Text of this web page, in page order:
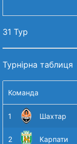
31 Тур
Турнірна таблиця
Команда
1 Шахтар
2 Карпати